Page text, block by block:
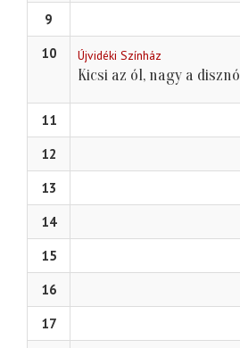
9
10
Újvidéki Színház
Kicsi az ól, nagy a disznó
11
12
13
14
15
16
17